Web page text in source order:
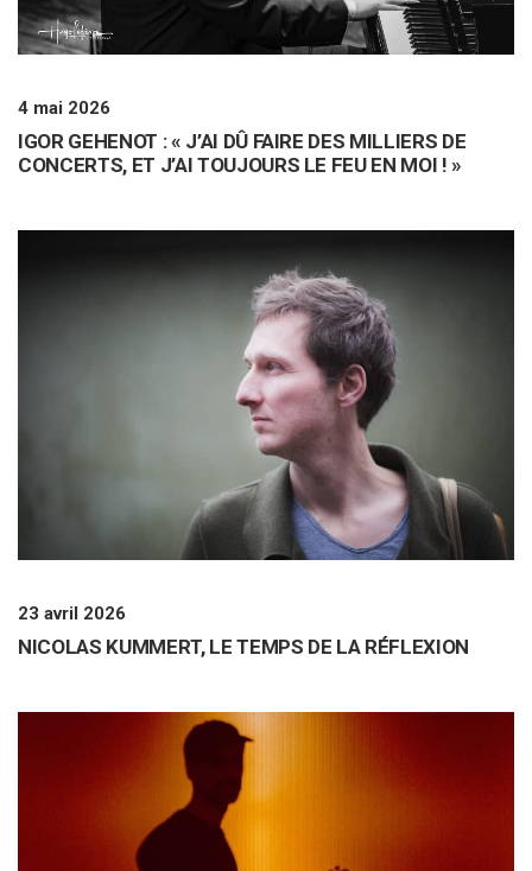
4 mai 2026
IGOR GEHENOT : « J’AI DÛ FAIRE DES MILLIERS DE
CONCERTS, ET J’AI TOUJOURS LE FEU EN MOI ! »
23 avril 2026
NICOLAS KUMMERT, LE TEMPS DE LA RÉFLEXION